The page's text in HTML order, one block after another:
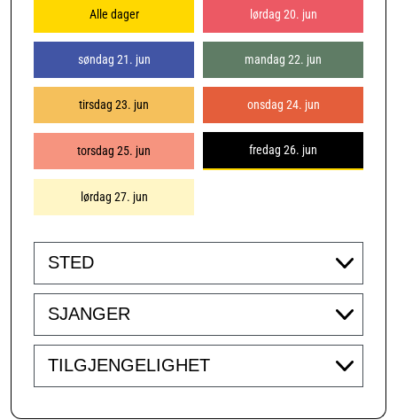
Alle dager lørdag 20. jun
søndag 21. jun mandag 22. jun
tirsdag 23. jun onsdag 24. jun
torsdag 25. jun fredag 26. jun
lørdag 27. jun